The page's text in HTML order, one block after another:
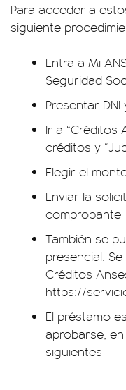
Para acceder a
siguiente
Entra a Mi
Seguridad
Presentar DNI
Ir a “Créditos
créditos y
Elegir el
Enviar la
comprobante
También se
presencial.
Créditos
https://
El préstamo
aprobarse,
siguientes